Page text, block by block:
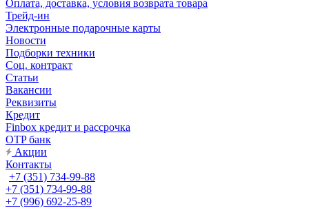
Оплата, доставка, условия возврата товара
Трейд-ин
Электронные подарочные карты
Новости
Подборки техники
Соц. контракт
Статьи
Вакансии
Реквизиты
Кредит
Finbox кредит и рассрочка
OTP банк
Акции
Контакты
+7 (351) 734-99-88
+7 (351) 734-99-88
+7 (996) 692-25-89